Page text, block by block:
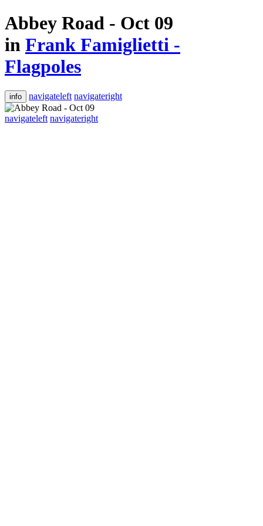
Abbey Road - Oct 09
in Frank Famiglietti -
Flagpoles
info navigateleft navigateright
navigateleft navigateright